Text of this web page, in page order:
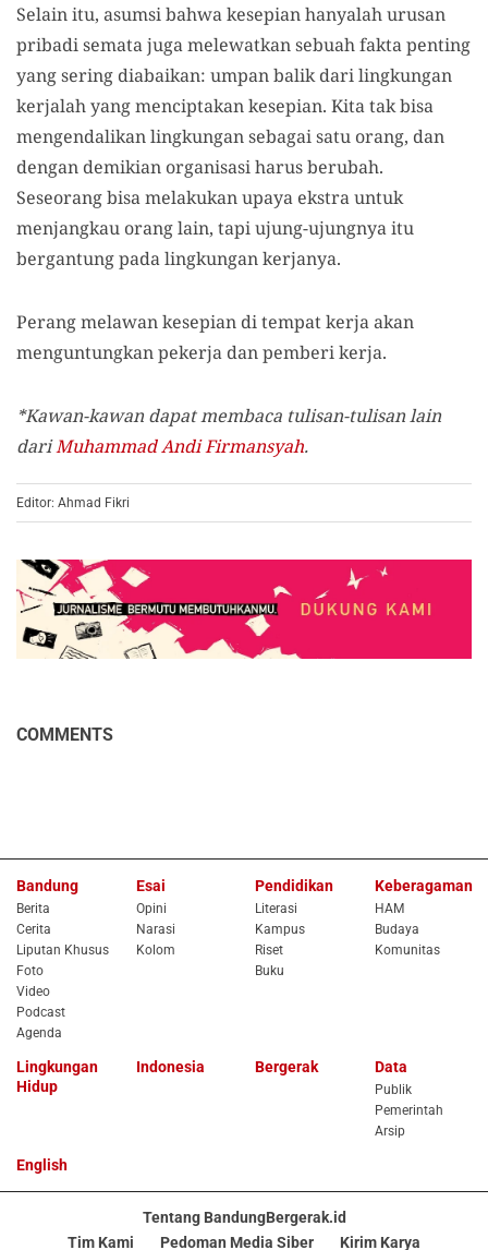
Selain itu, asumsi bahwa kesepian hanyalah urusan
pribadi semata juga melewatkan sebuah fakta penting
yang sering diabaikan: umpan balik dari lingkungan
kerjalah yang menciptakan kesepian. Kita tak bisa
mengendalikan lingkungan sebagai satu orang, dan
dengan demikian organisasi harus berubah.
Seseorang bisa melakukan upaya ekstra untuk
menjangkau orang lain, tapi ujung-ujungnya itu
bergantung pada lingkungan kerjanya.
Perang melawan kesepian di tempat kerja akan
menguntungkan pekerja dan pemberi kerja.
*Kawan-kawan dapat membaca tulisan-tulisan lain
dariMuhammad Andi Firmansyah.
Editor: Ahmad Fikri
COMMENTS
Bandung
Berita
Cerita
Liputan Khusus
Foto
Video
Podcast
Agenda
Esai
Opini
Narasi
Kolom
Pendidikan
Literasi
Kampus
Riset
Buku
Keberagaman
HAM
Budaya
Komunitas
Lingkungan
Hidup
Indonesia Bergerak Data
Publik
Pemerintah
Arsip
English
Tentang BandungBergerak.id
Tim Kami
Pedoman Media Siber Kirim Karya